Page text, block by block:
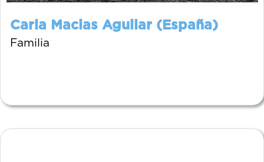
Carla Macias Aguilar (España)
Familia